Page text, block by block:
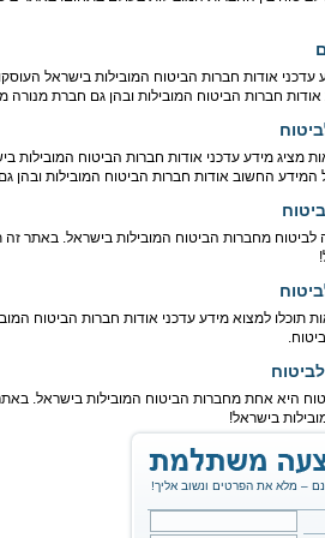
עדכני אודות חברות הביטוח המובילות בישראל
חברות הביטוח המובילות ובהן גם חברת מנורה
מציג מידע עדכני אודות חברות הביטוח המובילות
המידע החשוב אודות חברות הביטוח המובילות ובהן
מחברות הביטוח המובילות בישראל. באתר זה
תוכלו למצוא מידע עדכני אודות חברות הביטוח
היא אחת מחברות הביטוח המובילות בישראל.
בישראל!
– מלא את הפרטים ונשוב אליך!